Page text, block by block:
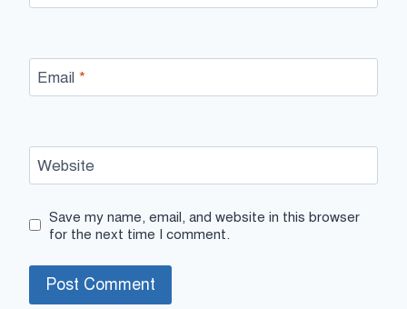
Email *
Website
Save my name, email, and website in this browser
for the next time I comment.